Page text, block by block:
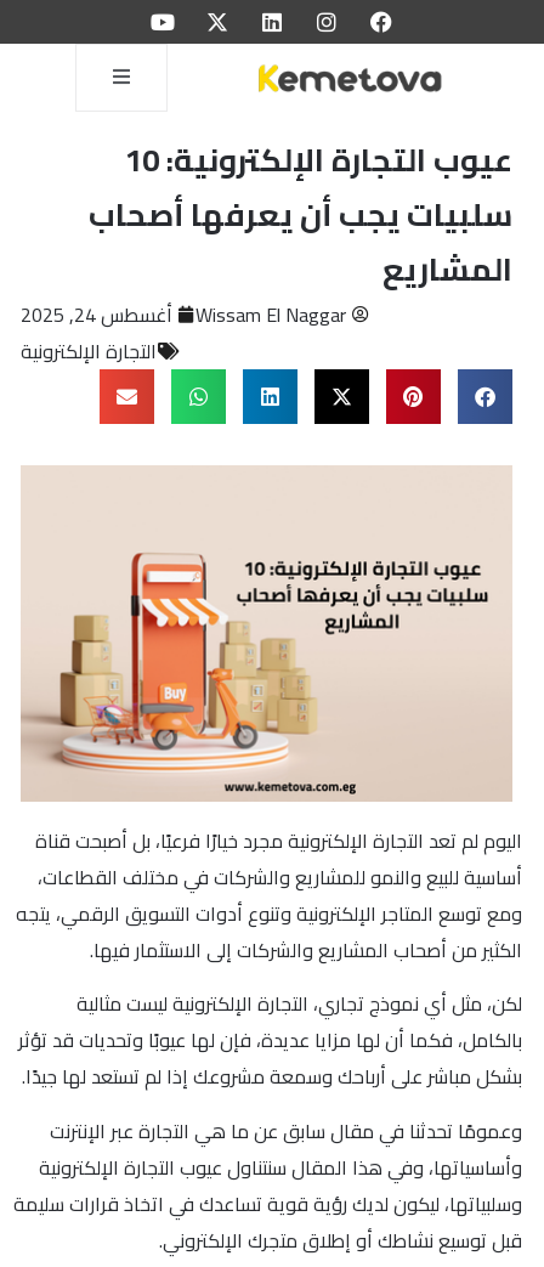
عيوب التجارة الإلكترونية: 10
سلبيات يجب أن يعرفها أصحاب
المشاريع
Wissam El Naggar
أغسطس 24, 2025
التجارة الإلكترونية
اليوم لم تعد التجارة الإلكترونية مجرد خيارًا فرعيًا، بل أصبحت قناة
أساسية للبيع والنمو للمشاريع والشركات في مختلف القطاعات،
ومع توسع المتاجر الإلكترونية وتنوع أدوات التسويق الرقمي، يتجه
الكثير من أصحاب المشاريع والشركات إلى الاستثمار فيها.
لكن، مثل أي نموذج تجاري، التجارة الإلكترونية ليست مثالية
بالكامل، فكما أن لها مزايا عديدة، فإن لها عيوبًا وتحديات قد تؤثر
بشكل مباشر على أرباحك وسمعة مشروعك إذا لم تستعد لها جيدًا.
وعمومًا تحدثنا في مقال سابق عن ما هي التجارة عبر الإنترنت
وأساسياتها، وفي هذا المقال سنتناول عيوب التجارة الإلكترونية
وسلبياتها، ليكون لديك رؤية قوية تساعدك في اتخاذ قرارات سليمة
قبل توسيع نشاطك أو إطلاق متجرك الإلكتروني.